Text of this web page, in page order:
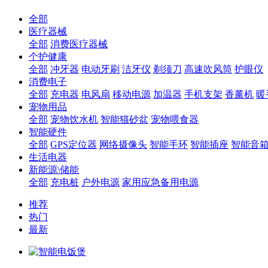
全部
医疗器械
全部 消费医疗器械
个护健康
全部 冲牙器 电动牙刷 洁牙仪 剃须刀 高速吹风筒 护眼仪
消费电子
全部 充电器 电风扇 移动电源 加温器 手机支架 香薰机 暖
宠物用品
全部 宠物饮水机 智能猫砂盆 宠物喂食器
智能硬件
全部 GPS定位器 网络摄像头 智能手环 智能插座 智能音
生活电器
新能源\储能
全部 充电桩 户外电源 家用应急备用电源
推荐
热门
最新